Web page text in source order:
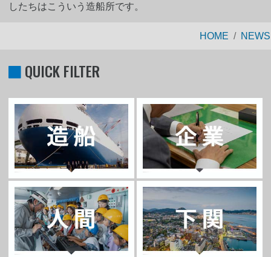
したちはこういう造船所です。
HOME NEWS
QUICK FILTER